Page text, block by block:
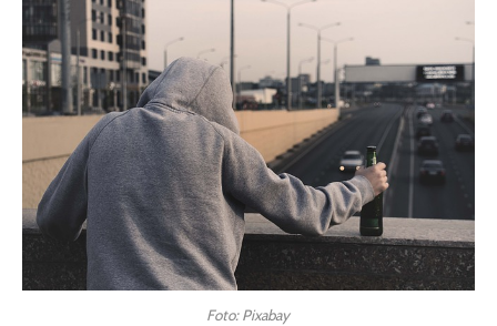
Foto: Pixabay